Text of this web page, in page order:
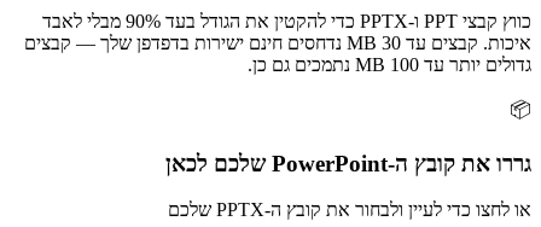
כווץ קבצי PPT ו-PPTX כדי להקטין את הגודל בעד 90% מבלי לאבד
איכות. קבצים עד 30 MB נדחסים חינם ישירות בדפדפן שלך — קבצים
גדולים יותר עד 100 MB נתמכים גם כן.
📦
גררו את קובץ ה-PowerPoint שלכם לכאן
או לחצו כדי לעיין ולבחור את קובץ ה-PPTX שלכם